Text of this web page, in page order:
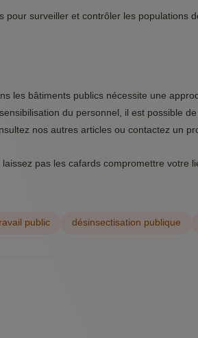
pour surveiller et contrôler les populations
les bâtiments publics nécessite une
du personnel, il est possible
nos autres articles ou contactez un
laissez pas les cafards compromettre votre
public désinsectisation publique